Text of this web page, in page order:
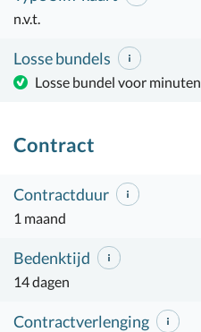
n.v.t.
Losse bundels
Losse bundel voor minuten
Contract
Contractduur
1 maand
Bedenktijd
14 dagen
Contractverlenging